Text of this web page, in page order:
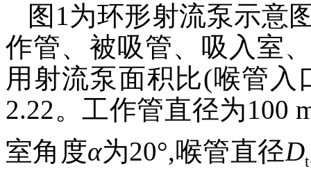
图1为环形射流泵示意
作管、被吸管、吸入室
用射流泵面积比(喉管
2.22。工作管直径为100
室角度α为20°,喉管直径Dt